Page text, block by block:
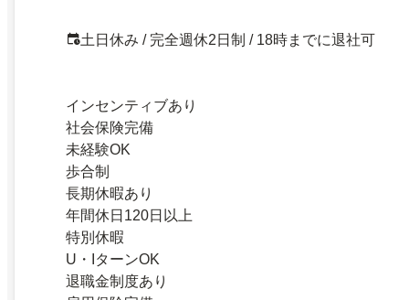
土日休み / 完全週休2日制 / 18時までに退社可
インセンティブあり
社会保険完備
未経験OK
歩合制
長期休暇あり
年間休日120日以上
特別休暇
U・IターンOK
退職金制度あり